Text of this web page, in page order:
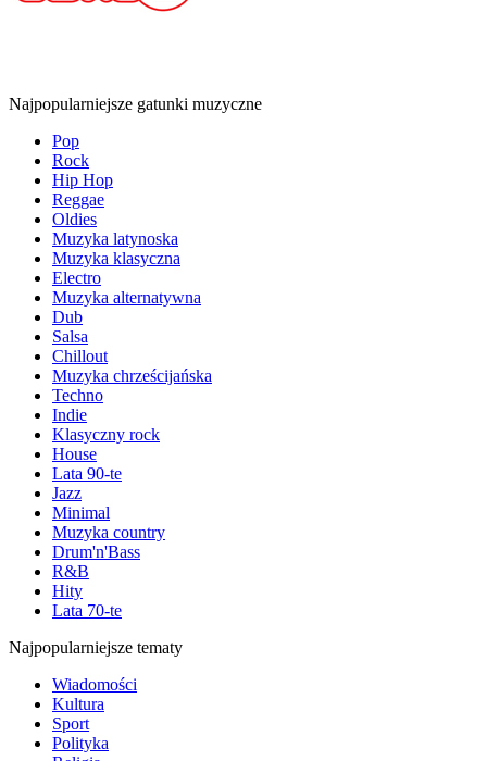
Najpopularniejsze gatunki muzyczne
Pop
Rock
Hip Hop
Reggae
Oldies
Muzyka latynoska
Muzyka klasyczna
Electro
Muzyka alternatywna
Dub
Salsa
Chillout
Muzyka chrześcijańska
Techno
Indie
Klasyczny rock
House
Lata 90-te
Jazz
Minimal
Muzyka country
Drum'n'Bass
R&B
Hity
Lata 70-te
Najpopularniejsze tematy
Wiadomości
Kultura
Sport
Polityka